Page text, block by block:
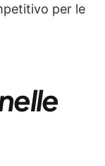
per le